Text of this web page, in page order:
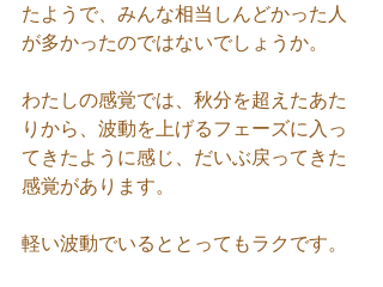
たようで、みんな相当しんどかった人
が多かったのではないでしょうか。
わたしの感覚では、秋分を超えたあた
りから、波動を上げるフェーズに入っ
てきたように感じ、だいぶ戻ってきた
感覚があります。
軽い波動でいるととってもラクです。